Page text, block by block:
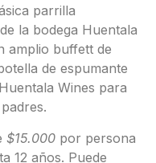
parrilla
la bodega Huentala
amplio buffett de
de espumante
Wines para
$15.000 por persona
12 años. Puede